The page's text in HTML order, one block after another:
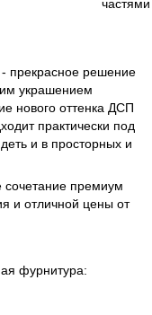
- прекрасное решение
украшением
нового оттенка ДСП
практически под
и в просторных и
сочетание премиум
и отличной цены от
фурнитура: